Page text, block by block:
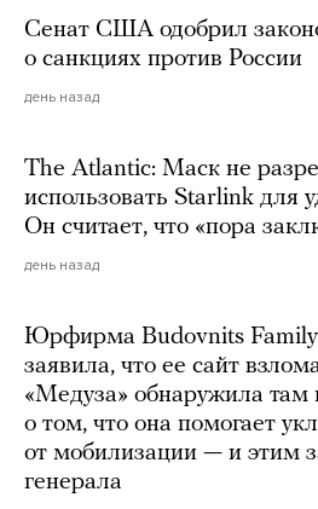
Сенат США одобрил
о санкциях против России
день назад
The Atlantic: Маск не
использовать Starlink для
Он считает, что «пора
день назад
Юрфирма Budovnits
заявила, что ее сайт
«Медуза» обнаружила
о том, что она помогает
от мобилизации — и этим
генерала